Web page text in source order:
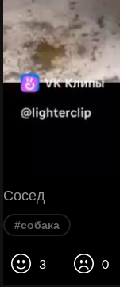
Сосед
#собака
3 0